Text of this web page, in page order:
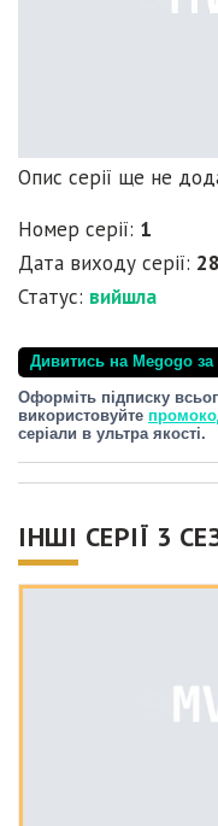
Опис серії ще не
Номер серії: 1
Дата виходу серії:
Статус: вийшла
Дивитись на Megogo
Оформіть підписку
використовуйте
серіали в ультра якості.
ІНШІ СЕРІЇ 3